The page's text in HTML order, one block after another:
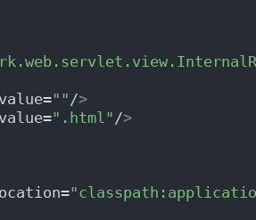
"" />
".html" />